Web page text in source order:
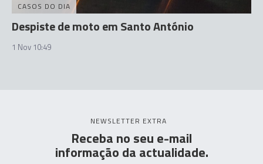
CASOS DO DIA
Despiste de moto em Santo António
1 Nov 10:49
NEWSLETTER EXTRA
Receba no seu e-mail
informação da actualidade.